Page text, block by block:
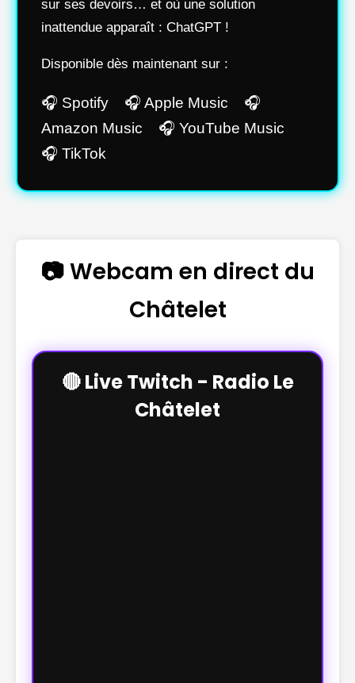
sur ses devoirs… et où une solution
inattendue apparaît : ChatGPT !
Disponible dès maintenant sur :
🎧 Spotify 🎧 Apple Music 🎧
Amazon Music 🎧 YouTube Music
🎧 TikTok
📷 Webcam en direct du
Châtelet
🔴 Live Twitch - Radio Le
Châtelet